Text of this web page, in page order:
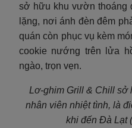
sở hữu khu vườn thoáng
lặng, nơi ánh đèn đêm
quán còn phục vụ kèm
cookie nướng trên lửa
ngào, trọn vẹn.
Lơ-ghim Grill & Chill sở
nhân viên nhiệt tình, là
khi đến Đà Lạt